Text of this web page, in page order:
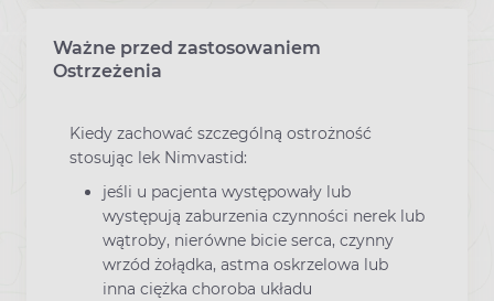
Ważne przed zastosowaniem
Ostrzeżenia
Kiedy zachować szczególną ostrożność
stosując lek Nimvastid:
jeśli u pacjenta występowały lub
występują zaburzenia czynności nerek lub
wątroby, nierówne bicie serca, czynny
wrzód żołądka, astma oskrzelowa lub
inna ciężka choroba układu